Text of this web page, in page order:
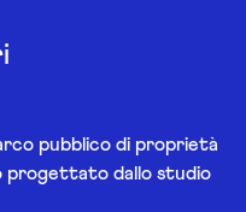
pubblico di proprietà
progettato dallo studio